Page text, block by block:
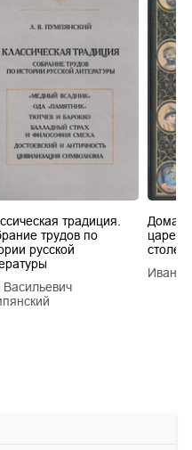
традиция.
трудов по
русской
Васильевич
царей
Иван